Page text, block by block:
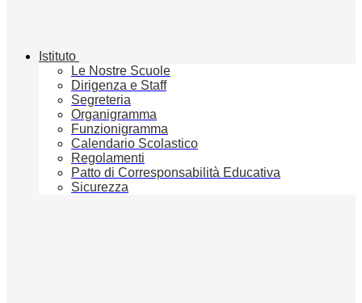
Istituto
Le Nostre Scuole
Dirigenza e Staff
Segreteria
Organigramma
Funzionigramma
Calendario Scolastico
Regolamenti
Patto di Corresponsabilità Educativa
Sicurezza